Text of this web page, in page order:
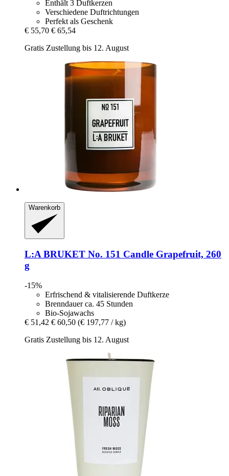
Enthält 3 Duftkerzen
Verschiedene Duftrichtungen
Perfekt als Geschenk
€ 55,70 € 65,54
Gratis Zustellung bis 12. August
Warenkorb
L:A BRUKET No. 151 Candle Grapefruit, 260
g
-15%
Erfrischend & vitalisierende Duftkerze
Brenndauer ca. 45 Stunden
Bio-Sojawachs
€ 51,42 € 60,50 (€ 197,77 / kg)
Gratis Zustellung bis 12. August